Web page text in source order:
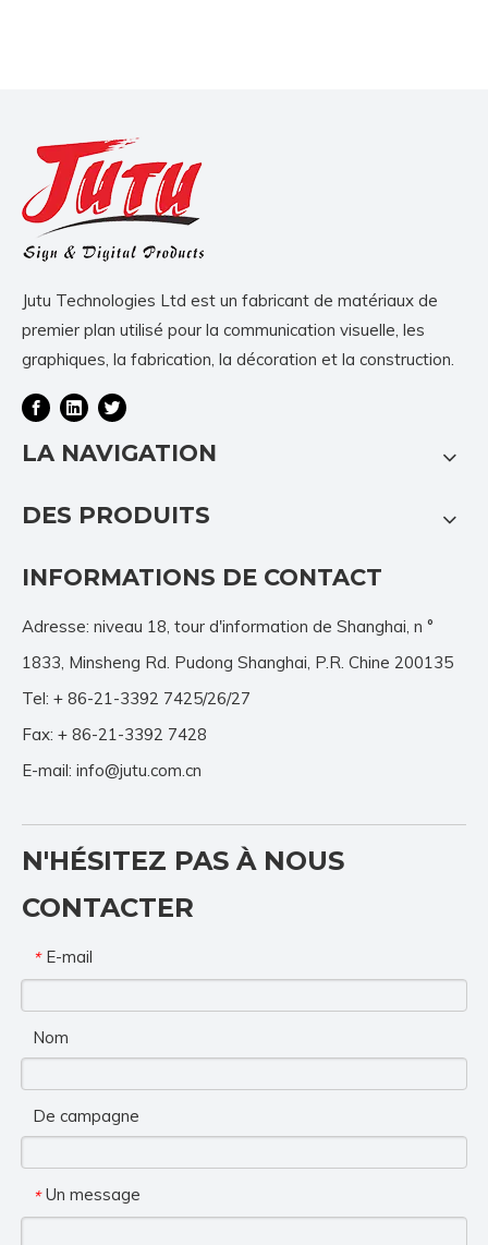
Jutu Technologies Ltd est un fabricant de matériaux de
premier plan utilisé pour la communication visuelle, les
graphiques, la fabrication, la décoration et la construction.
LA NAVIGATION
DES PRODUITS
INFORMATIONS DE CONTACT
Adresse: niveau 18, tour d'information de Shanghai, n °
1833, Minsheng Rd. Pudong Shanghai, P.R. Chine 200135
Tel: + 86-21-3392 7425/26/27
Fax: + 86-21-3392 7428
E-mail: info@jutu.com.cn
N'HÉSITEZ PAS À NOUS
CONTACTER
* E-mail
Nom
De campagne
* Un message